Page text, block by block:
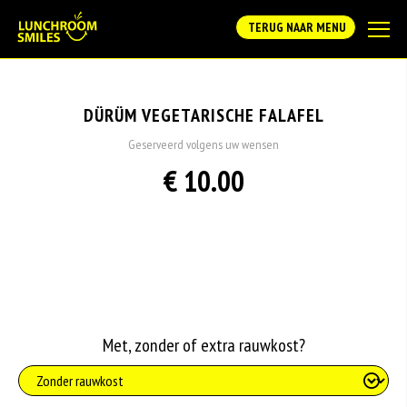
TERUG NAAR MENU
DÜRÜM VEGETARISCHE FALAFEL
Geserveerd volgens uw wensen
€ 10.00
Met, zonder of extra rauwkost?